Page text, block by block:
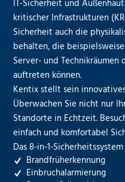
IT-Sicherheit und
kritischer Infrastrukturen
Sicherheit auch die
behalten, die
Server- und
auftreten können.
Kentix stellt sein
Überwachen Sie nicht nur
Standorte in Echtzeit.
einfach und komfortabel
Das 8-in-1-
Brandfrüherkennung
Einbruchalarmierung